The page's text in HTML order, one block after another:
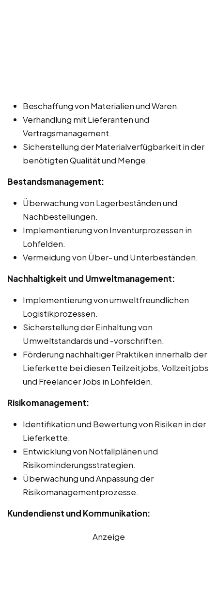
Beschaffung von Materialien und Waren.
Verhandlung mit Lieferanten und
Vertragsmanagement.
Sicherstellung der Materialverfügbarkeit in der
benötigten Qualität und Menge.
Bestandsmanagement:
Überwachung von Lagerbeständen und
Nachbestellungen.
Implementierung von Inventurprozessen in
Lohfelden.
Vermeidung von Über- und Unterbeständen.
Nachhaltigkeit und Umweltmanagement:
Implementierung von umweltfreundlichen
Logistikprozessen.
Sicherstellung der Einhaltung von
Umweltstandards und -vorschriften.
Förderung nachhaltiger Praktiken innerhalb der
Lieferkette bei diesen Teilzeitjobs, Vollzeitjobs
und Freelancer Jobs in Lohfelden.
Risikomanagement:
Identifikation und Bewertung von Risiken in der
Lieferkette.
Entwicklung von Notfallplänen und
Risikominderungsstrategien.
Überwachung und Anpassung der
Risikomanagementprozesse.
Kundendienst und Kommunikation:
Anzeige